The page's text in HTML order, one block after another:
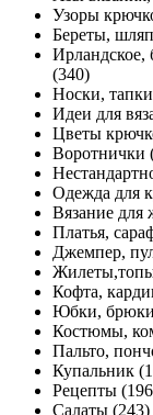
Узоры
Береты,
Ирландское,
(340)
Носки,
Идеи для
Цветы
Воротнички
Одежда для
Вязание
Платья,
Джемпер,
Кофта,
Юбки,
Костюмы,
Пальто,
Купальник
Рецепты
Салаты (243)